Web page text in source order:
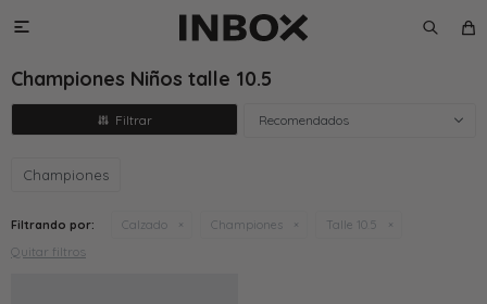

Championes Niños talle 10.5
Recomendados
Championes
Filtrando por: Calzado Championes Talle 10.5
Quitar filtros